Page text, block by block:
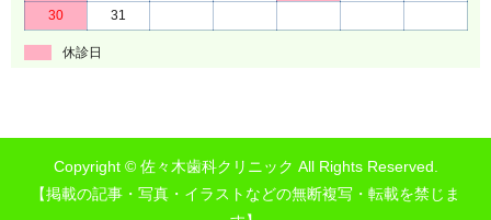
30
31
休診日
Copyright © 佐々木歯科クリニック All Rights Reserved.
【掲載の記事・写真・イラストなどの無断複写・転載を禁じま